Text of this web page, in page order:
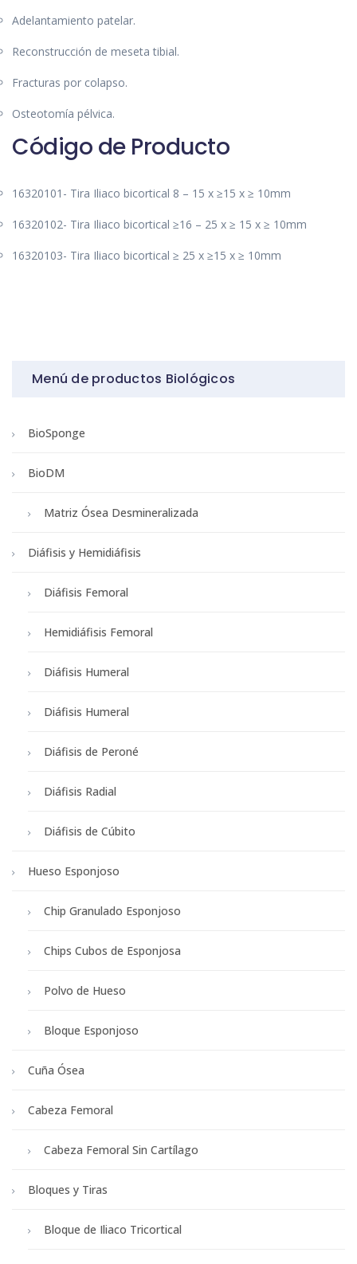
Adelantamiento patelar.
Reconstrucción de meseta tibial.
Fracturas por colapso.
Osteotomía pélvica.
Código de Producto
16320101- Tira Iliaco bicortical 8 – 15 x ≥15 x ≥ 10mm
16320102- Tira Iliaco bicortical ≥16 – 25 x ≥ 15 x ≥ 10mm
16320103- Tira Iliaco bicortical ≥ 25 x ≥15 x ≥ 10mm
Menú de productos Biológicos
BioSponge
BioDM
Matriz Ósea Desmineralizada
Diáfisis y Hemidiáfisis
Diáfisis Femoral
Hemidiáfisis Femoral
Diáfisis Humeral
Diáfisis Humeral
Diáfisis de Peroné
Diáfisis Radial
Diáfisis de Cúbito
Hueso Esponjoso
Chip Granulado Esponjoso
Chips Cubos de Esponjosa
Polvo de Hueso
Bloque Esponjoso
Cuña Ósea
Cabeza Femoral
Cabeza Femoral Sin Cartílago
Bloques y Tiras
Bloque de Iliaco Tricortical